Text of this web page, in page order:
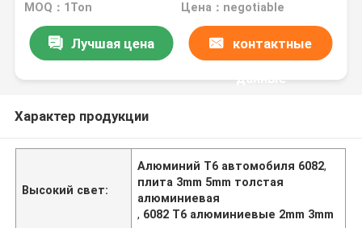
MOQ：1Ton Цена：negotiable
Лучшая цена контактные
данные
Характер продукции
Высокий свет:
Алюминий T6 автомобиля 6082,
плита 3mm 5mm толстая
алюминиевая
, 6082 T6 алюминиевые 2mm 3mm